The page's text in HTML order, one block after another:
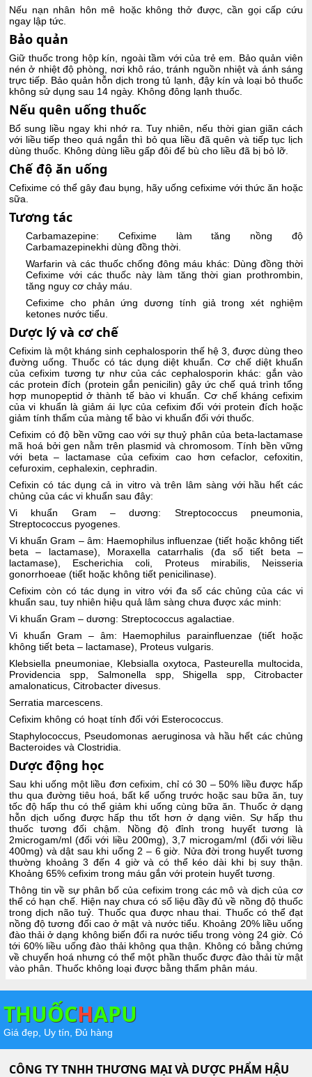
Nếu nạn nhân hôn mê hoặc không thở được, cần gọi cấp cứu
ngay lập tức.
Bảo quản
Giữ thuốc trong hộp kín, ngoài tầm với của trẻ em. Bảo quản viên
nén ở nhiệt độ phòng, nơi khô ráo, tránh nguồn nhiệt và ánh sáng
trực tiếp. Bảo quản hỗn dịch trong tủ lạnh, đậy kín và loại bỏ thuốc
không sử dụng sau 14 ngày. Không đông lạnh thuốc.
Nếu quên uống thuốc
Bổ sung liều ngay khi nhớ ra. Tuy nhiên, nếu thời gian giãn cách
với liều tiếp theo quá ngắn thì bỏ qua liều đã quên và tiếp tục lịch
dùng thuốc. Không dùng liều gấp đôi để bù cho liều đã bị bỏ lỡ.
Chế độ ăn uống
Cefixime có thể gây đau bụng, hãy uống cefixime với thức ăn hoặc
sữa.
Tương tác
Carbamazepine: Cefixime làm tăng nồng độ
Carbamazepinekhi dùng đồng thời.
Warfarin và các thuốc chống đông máu khác: Dùng đồng thời
Cefixime với các thuốc này làm tăng thời gian prothrombin,
tăng nguy cơ chảy máu.
Cefixime cho phản ứng dương tính giả trong xét nghiệm
ketones nước tiểu.
Dược lý và cơ chế
Cefixim là một kháng sinh cephalosporin thế hệ 3, được dùng theo
đường uống. Thuốc có tác dụng diệt khuẩn. Cơ chế diệt khuẩn
của cefixim tương tự như của các cephalosporin khác: gắn vào
các protein đích (protein gắn penicilin) gây ức chế quá trình tổng
hợp munopeptid ở thành tế bào vi khuẩn. Cơ chế kháng cefixim
của vi khuẩn là giảm ái lực của cefixim đối với protein đích hoặc
giảm tính thấm của màng tế bào vi khuẩn đối với thuốc.
Cefixim có độ bền vững cao với sự thuỷ phân của beta-lactamase
mã hoá bởi gen nằm trên plasmid và chromosom. Tính bền vững
với beta – lactamase của cefixim cao hơn cefaclor, cefoxitin,
cefuroxim, cephalexin, cephradin.
Cefixin có tác dụng cả in vitro và trên lâm sàng với hầu hết các
chủng của các vi khuẩn sau đây:
Vi khuẩn Gram – dương: Streptococcus pneumonia,
Streptococcus pyogenes.
Vi khuẩn Gram – âm: Haemophilus influenzae (tiết hoặc không tiết
beta – lactamase), Moraxella catarrhalis (đa số tiết beta –
lactamase), Escherichia coli, Proteus mirabilis, Neisseria
gonorrhoeae (tiết hoặc không tiết penicilinase).
Cefixim còn có tác dụng in vitro với đa số các chủng của các vi
khuẩn sau, tuy nhiên hiệu quả lâm sàng chưa được xác minh:
Vi khuẩn Gram – dương: Streptococcus agalactiae.
Vi khuẩn Gram – âm: Haemophilus parainfluenzae (tiết hoặc
không tiết beta – lactamase), Proteus vulgaris.
Klebsiella pneumoniae, Klebsialla oxytoca, Pasteurella multocida,
Providencia spp, Salmonella spp, Shigella spp, Citrobacter
amalonaticus, Citrobacter divesus.
Serratia marcescens.
Cefixim không có hoạt tính đối với Esterococcus.
Staphylococcus, Pseudomonas aeruginosa và hầu hết các chủng
Bacteroides và Clostridia.
Dược động học
Sau khi uống một liều đơn cefixim, chỉ có 30 – 50% liều được hấp
thu qua đường tiêu hoá, bất kể uống trước hoặc sau bữa ăn, tuy
tốc độ hấp thu có thể giảm khi uống cùng bữa ăn. Thuốc ở dạng
hỗn dịch uống được hấp thu tốt hơn ở dạng viên. Sự hấp thu
thuốc tương đối chậm. Nồng độ đỉnh trong huyết tương là
2microgam/ml (đối với liều 200mg), 3,7 microgam/ml (đối với liều
400mg) và dật sau khi uống 2 – 6 giờ. Nửa đời trong huyết tương
thường khoảng 3 đến 4 giờ và có thể kéo dài khi bị suy thận.
Khoảng 65% cefixim trong máu gắn với protein huyết tương.
Thông tin về sự phân bố của cefixim trong các mô và dịch của cơ
thể có hạn chế. Hiện nay chưa có số liệu đầy đủ về nồng độ thuốc
trong dịch não tuỷ. Thuốc qua được nhau thai. Thuốc có thể đạt
nồng độ tương đối cao ở mật và nước tiểu. Khoảng 20% liều uống
đào thải ở dạng không biến đổi ra nước tiểu trong vòng 24 giờ. Có
tới 60% liều uống đào thải không qua thận. Không có bằng chứng
về chuyển hoá nhưng có thể một phần thuốc được đào thải từ mật
vào phân. Thuốc không loại được bằng thẩm phân máu.
THUỐCHAPU
Giá đẹp, Uy tín, Đủ hàng
CÔNG TY TNHH THƯƠNG MẠI VÀ DƯỢC PHẨM HẬU